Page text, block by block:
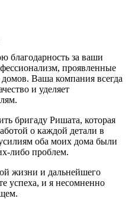
благодарность за ваши
проявленные
Ваша компания всегда
и уделяет
бригаду Ришата, которая
о каждой детали в
оба моих дома были
либо проблем.
жизни и дальнейшего
успеха, и я несомненно